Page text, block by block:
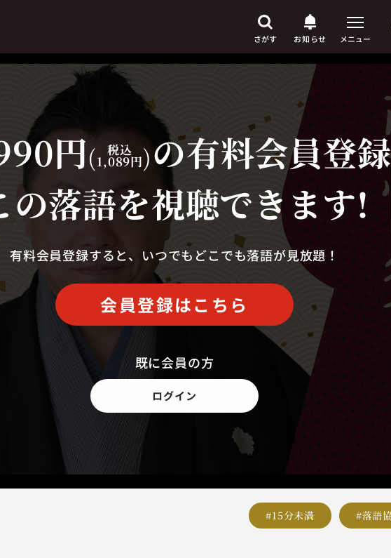
さがす
芸人からさがす
演目
上演時間からさがす
お知らせ メニュー
円( 税込
1,089円)の有料会員登
の落語を視聴できます!
有料会員登録すると、いつでもどこでも落語が見放題！
会員登録はこちら
既に会員の方
ログイン
#15分未満 #落語